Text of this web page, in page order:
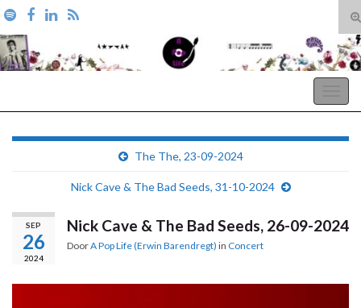
Search for:
The The, 23-09-2024
Nick Cave & The Bad Seeds, 31-10-2024
SEP
26
2024
Nick Cave & The Bad Seeds, 26-09-2024
DoorA Pop Life (Erwin Barendregt) in Concert